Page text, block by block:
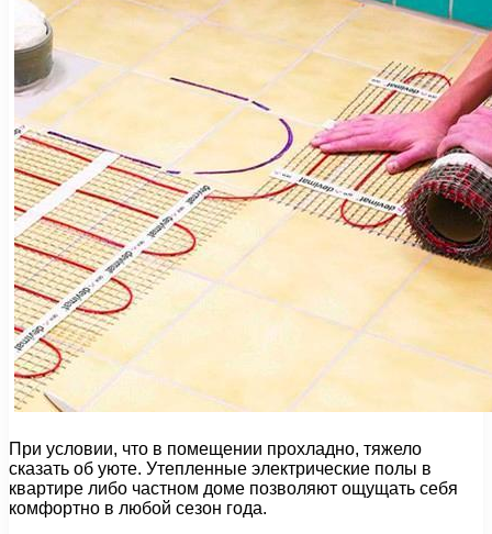
При условии, что в помещении прохладно, тяжело
сказать об уюте. Утепленные электрические полы в
квартире либо частном доме позволяют ощущать себя
комфортно в любой сезон года.